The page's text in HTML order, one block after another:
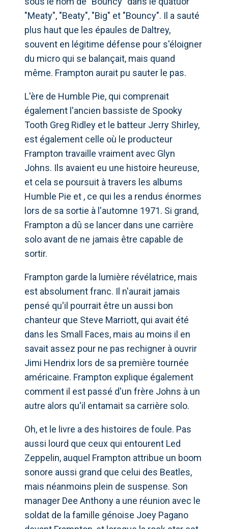
"Meaty", "Beaty", "Big" et "Bouncy". Il a sauté
plus haut que les épaules de Daltrey,
souvent en légitime défense pour s'éloigner
du micro qui se balançait, mais quand
même. Frampton aurait pu sauter le pas.
L'ère de Humble Pie, qui comprenait
également l'ancien bassiste de Spooky
Tooth Greg Ridley et le batteur Jerry Shirley,
est également celle où le producteur
Frampton travaille vraiment avec Glyn
Johns. Ils avaient eu une histoire heureuse,
et cela se poursuit à travers les albums
Humble Pie et , ce qui les a rendus énormes
lors de sa sortie à l'automne 1971. Si grand,
Frampton a dû se lancer dans une carrière
solo avant de ne jamais être capable de
sortir.
Frampton garde la lumière révélatrice, mais
est absolument franc. Il n'aurait jamais
pensé qu'il pourrait être un aussi bon
chanteur que Steve Marriott, qui avait été
dans les Small Faces, mais au moins il en
savait assez pour ne pas rechigner à ouvrir
Jimi Hendrix lors de sa première tournée
américaine. Frampton explique également
comment il est passé d'un frère Johns à un
autre alors qu'il entamait sa carrière solo.
Oh, et le livre a des histoires de foule. Pas
aussi lourd que ceux qui entourent Led
Zeppelin, auquel Frampton attribue un boom
sonore aussi grand que celui des Beatles,
mais néanmoins plein de suspense. Son
manager Dee Anthony a une réunion avec le
soldat de la famille génoise Joey Pagano